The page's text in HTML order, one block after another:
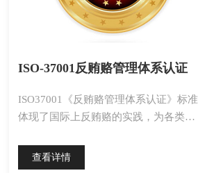
ISO-37001反贿赂管理体系认证
​ISO37001《反贿赂管理体系认证》标准
体现了国际上反贿赂的实践，为各类组
查看详情